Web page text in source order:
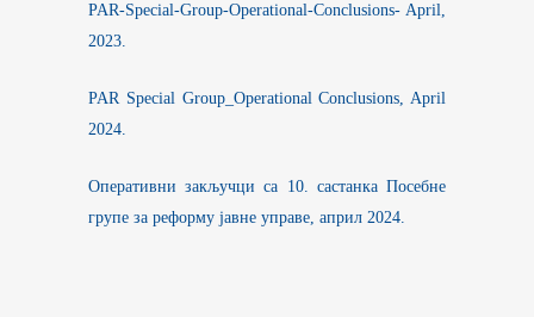
PAR-Special-Group-Operational-Conclusions- April,
2023.
PAR Special Group_Operational Conclusions, April
2024.
Оперативни закључци са 10. састанка Посебне
групе за реформу јавне управе, април 2024.